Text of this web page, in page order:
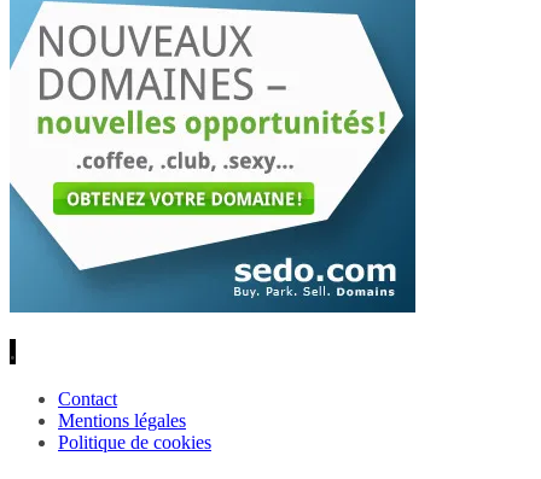
.
Contact
Mentions légales
Politique de cookies